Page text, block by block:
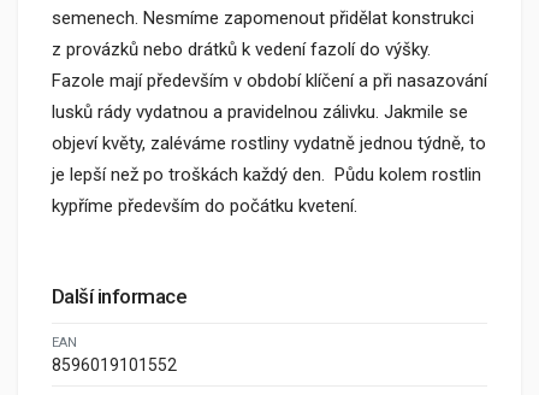
semenech. Nesmíme zapomenout přidělat konstrukci
z provázků nebo drátků k vedení fazolí do výšky.
Fazole mají především v období klíčení a při nasazování
lusků rády vydatnou a pravidelnou zálivku. Jakmile se
objeví květy, zaléváme rostliny vydatně jednou týdně, to
je lepší než po troškách každý den. Půdu kolem rostlin
kypříme především do počátku kvetení.
Další informace
EAN
8596019101552